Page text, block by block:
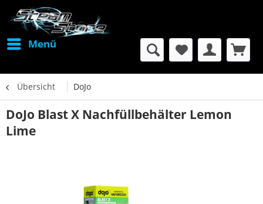
Menü
Übersicht DoJo
DoJo Blast X Nachfüllbehälter Lemon
Lime